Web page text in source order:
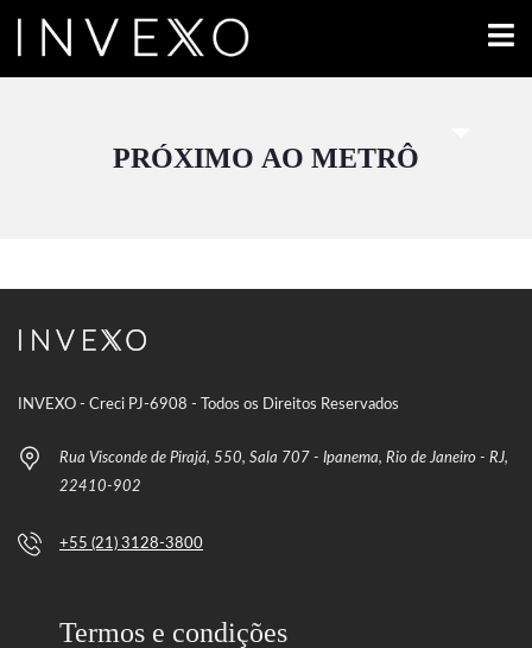
PRÓXIMO AO METRÔ
INVEXO - Creci PJ-6908 - Todos os Direitos Reservados
Rua Visconde de Pirajá, 550, Sala 707 - Ipanema, Rio de Janeiro - RJ,
22410-902
+55 (21) 3128-3800
Termos e condições